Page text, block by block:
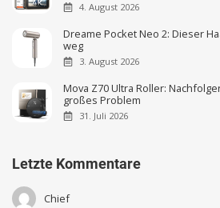
4. August 2026
Dreame Pocket Neo 2: Dieser
weg
3. August 2026
Mova Z70 Ultra Roller:
großes Problem
31. Juli 2026
Letzte Kommentare
Chief